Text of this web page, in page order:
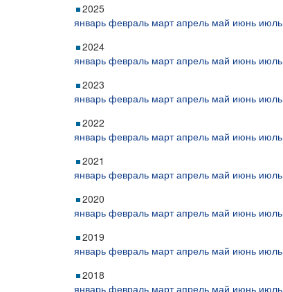
2025
январь февраль март апрель май июнь июль
2024
январь февраль март апрель май июнь июль
2023
январь февраль март апрель май июнь июль
2022
январь февраль март апрель май июнь июль
2021
январь февраль март апрель май июнь июль
2020
январь февраль март апрель май июнь июль
2019
январь февраль март апрель май июнь июль
2018
январь февраль март апрель май июнь июль